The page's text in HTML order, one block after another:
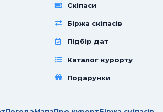
Скіпаси
Біржа скіпасів
Підбір дат
Каталог курорту
Подарунки